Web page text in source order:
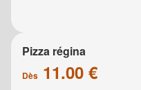
Pizza régina
Dès 11.00 €